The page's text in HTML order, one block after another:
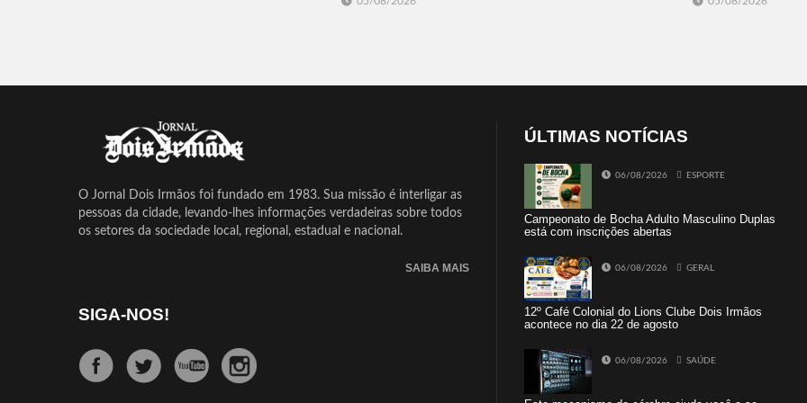
O Jornal Dois Irmãos foi fundado em 1983. Sua missão é interligar as
pessoas da cidade, levando-lhes informações verdadeiras sobre todos
os setores da sociedade local, regional, estadual e nacional.
SAIBA MAIS
SIGA-NOS!
ÚLTIMAS NOTÍCIAS
06/08/2026 ESPORTE
Campeonato de Bocha Adulto Masculino Duplas
está com inscrições abertas
06/08/2026 GERAL
12º Café Colonial do Lions Clube Dois Irmãos
acontece no dia 22 de agosto
06/08/2026 SAÚDE